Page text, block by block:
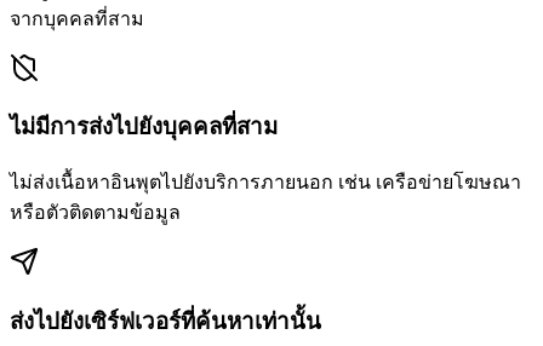
จากบุคคลที่สาม
ไม่มีการส่งไปยังบุคคลที่สาม
ไม่ส่งเนื้อหาอินพุตไปยังบริการภายนอก เช่น เครือข่ายโฆษณา
หรือตัวติดตามข้อมูล
ส่งไปยังเซิร์ฟเวอร์ที่ค้นหาเท่านั้น